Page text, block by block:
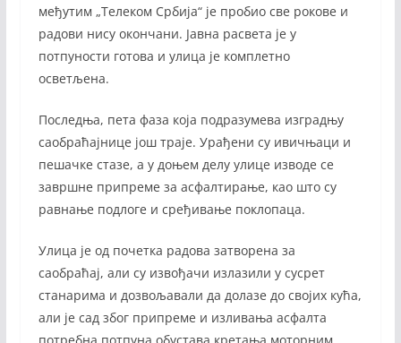
међутим „Телеком Србија“ је пробио све рокове и
радови нису окончани. Јавна расвета је у
потпуности готова и улица је комплетно
осветљена.
Последња, пета фаза која подразумева изградњу
саобраћајнице још траје. Урађени су ивичњаци и
пешачке стазе, а у доњем делу улице изводе се
завршне припреме за асфалтирање, као што су
равнање подлоге и сређивање поклопаца.
Улица је од почетка радова затворена за
саобраћај, али су извођачи излазили у сусрет
станарима и дозвољавали да долазе до својих кућа,
али је сад због припреме и изливања асфалта
потребна потпуна обустава кретања моторним